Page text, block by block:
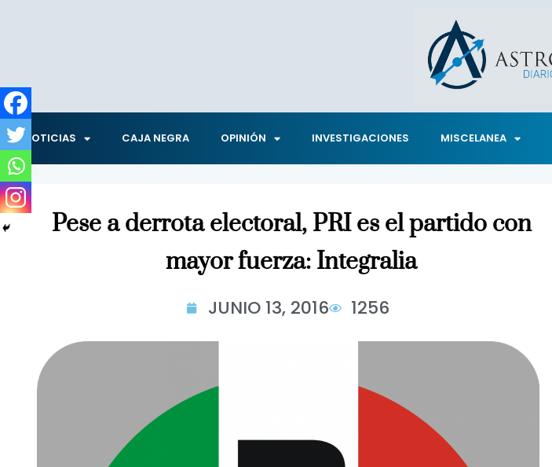
NOTICIAS CAJA NEGRA OPINIÓN INVESTIGACIONES MISCELANEA
Pese a derrota electoral, PRI es el partido con
mayor fuerza: Integralia
JUNIO 13, 2016 1256